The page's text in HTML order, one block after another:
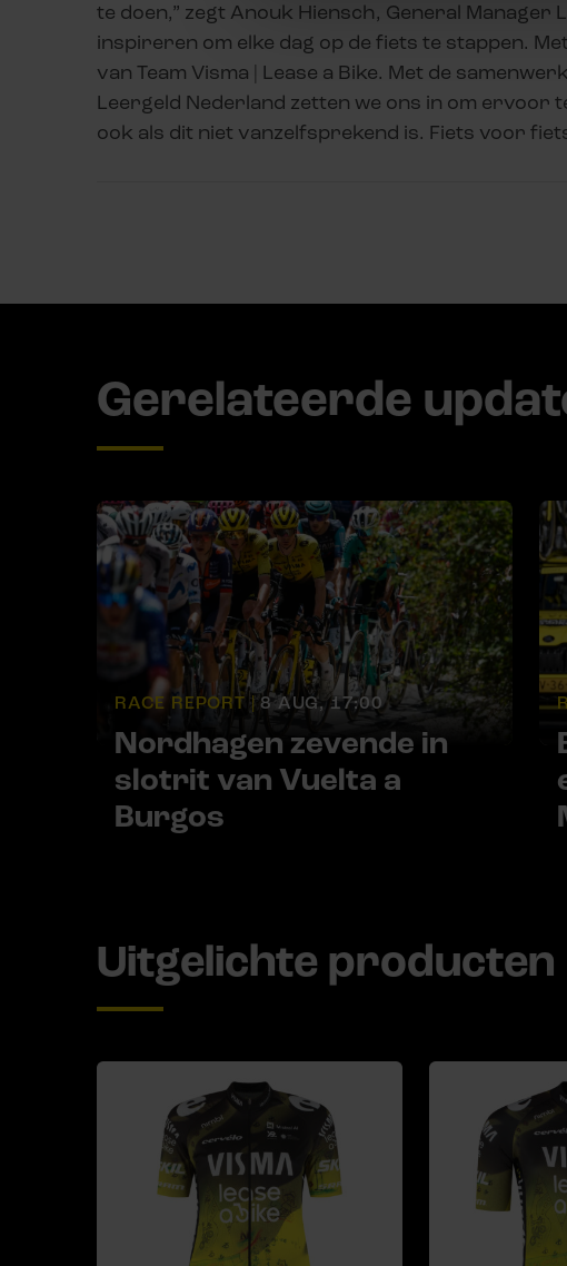
te doen,” zegt Anouk Hiensch, General Manager
inspireren om elke dag op de fiets te stappen.
van Team Visma | Lease a Bike. Met de
Leergeld Nederland zetten we ons in om
ook als dit niet vanzelfsprekend is. Fiets voor
Gerelateerde
RACE REPORT | 8 AUG, 17:00
Nordhagen zevende in
slotrit van Vuelta a
Burgos
Uitgelichte producten